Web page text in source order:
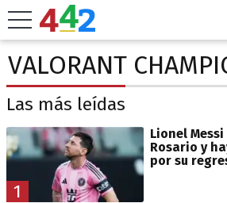
VALORANT
Las más leídas
1
Lionel
Rosario y
por su